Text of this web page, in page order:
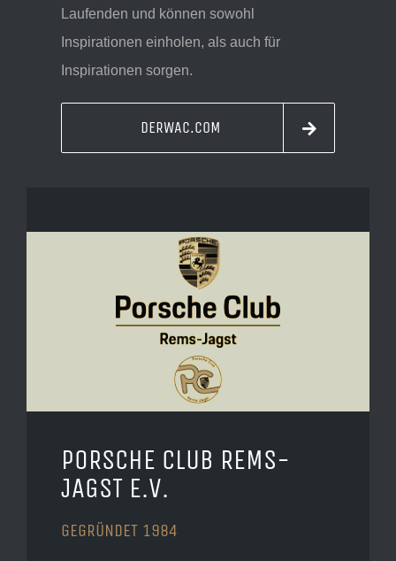
Laufenden und können sowohl
Inspirationen einholen, als auch für
Inspirationen sorgen.
DERWAC.COM
PORSCHE CLUB REMS-
JAGST E.V.
GEGRÜNDET 1984